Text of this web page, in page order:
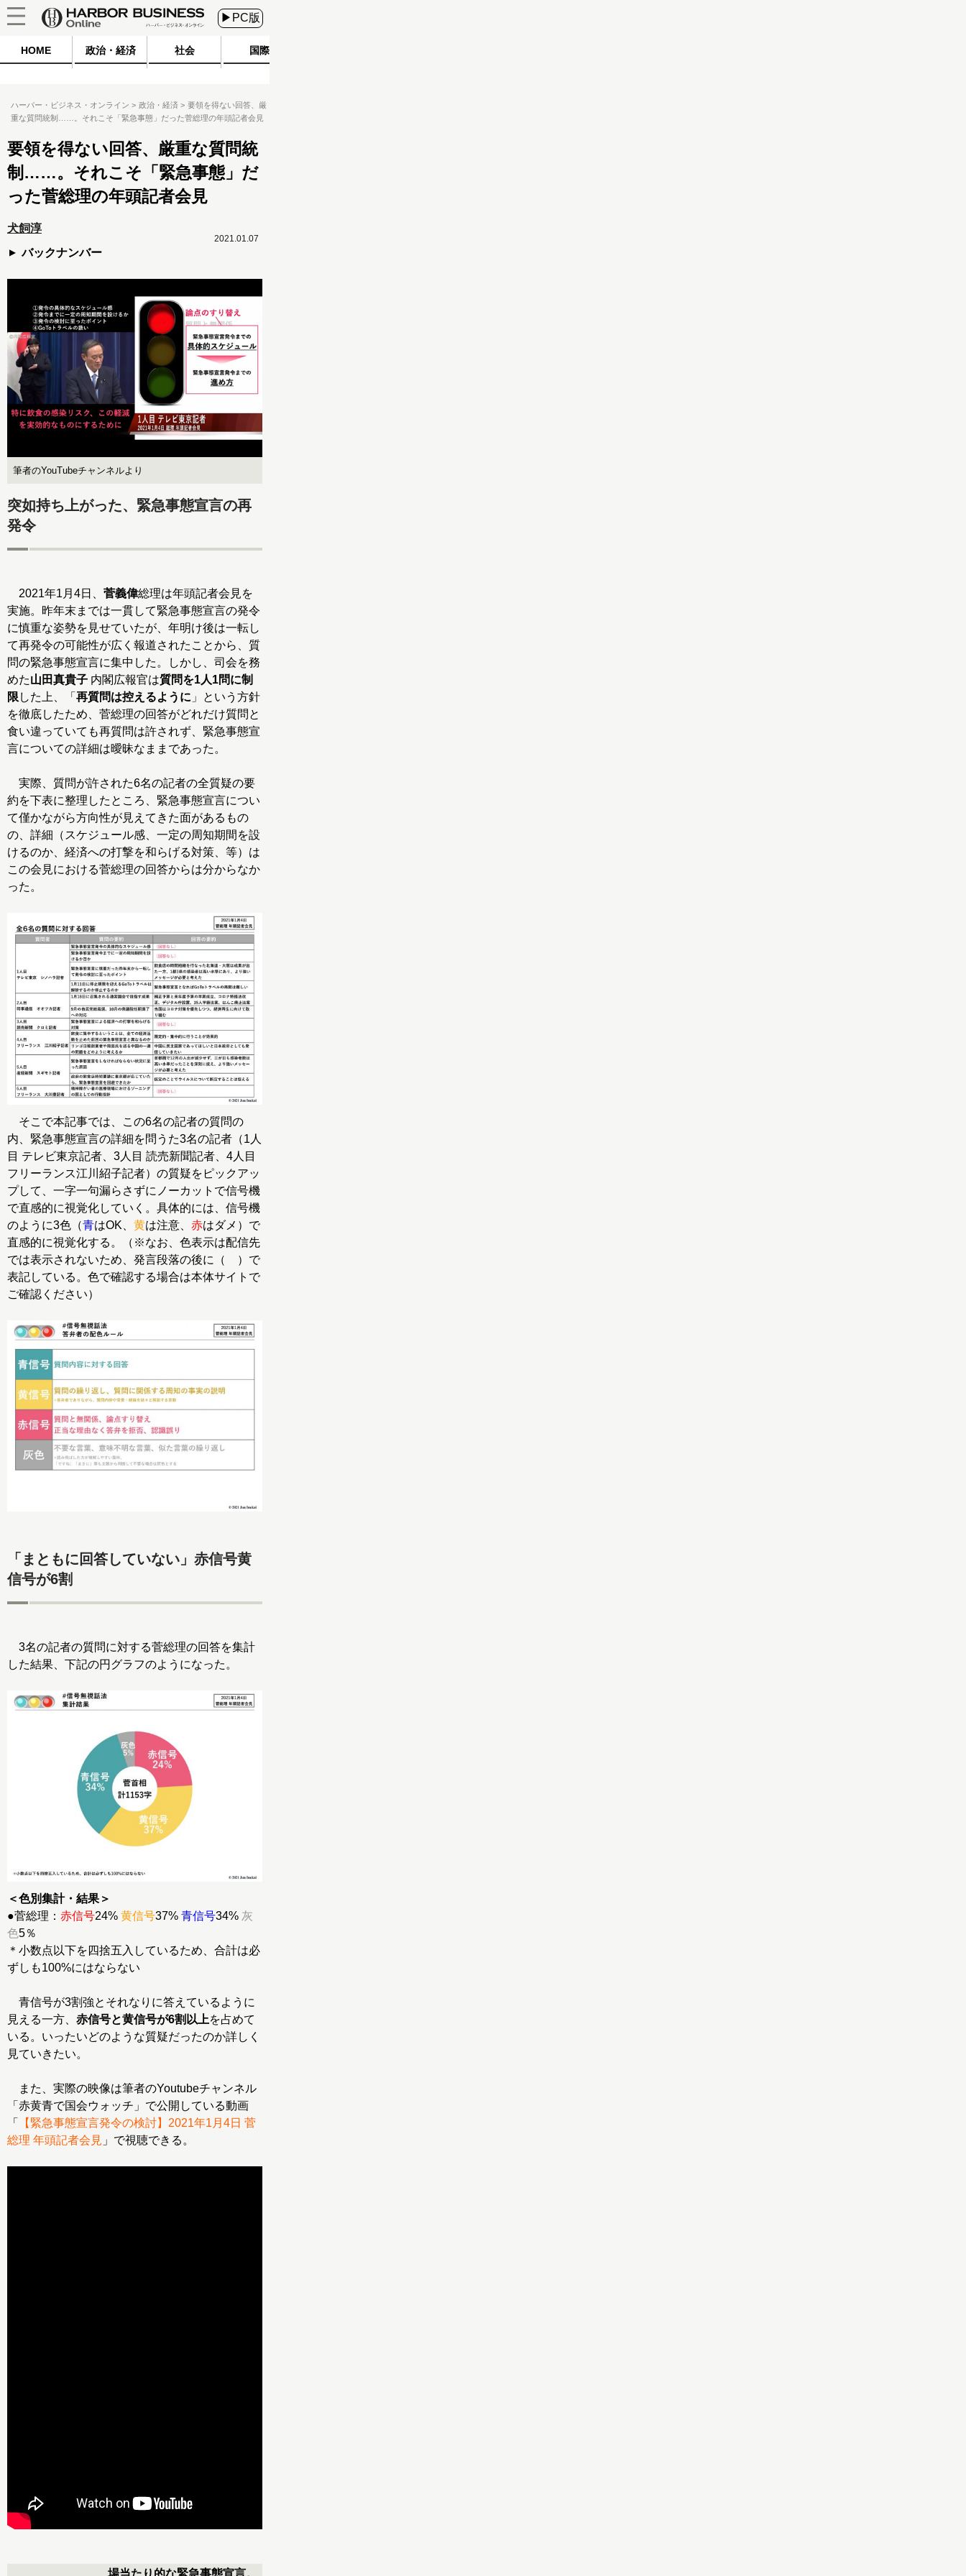
▶PC版
HOME 政治・経済 社会 国際
ハーバー・ビジネス・オンライン 政治・経済
要領を得ない回答、厳
重な質問統制……。それこそ「緊急事態」だった菅総理の年頭記者会見
要領を得ない回答、厳重な質問統
制……。それこそ「緊急事態」だ
った菅総理の年頭記者会見
犬飼淳
バックナンバー
2021.01.07
筆者のYouTubeチャンネルより
突如持ち上がった、緊急事態宣言の再
発令
2021年1月4日、 菅義偉総理は年頭記者会見を
実施。昨年末までは一貫して緊急事態宣言の発令
に慎重な姿勢を見せていたが、年明け後は一転し
て再発令の可能性が広く報道されたことから、質
問の緊急事態宣言に集中した。しかし、司会を務
めた山田真貴子 内閣広報官は質問を1人1問に制
限 した上、「 再質問は控えるように 」という方針
を徹底したため、菅総理の回答がどれだけ質問と
食い違っていても再質問は許されず、緊急事態宣
言についての詳細は曖昧なままであった。
実際、質問が許された6名の記者の全質疑の要
約を下表に整理したところ、緊急事態宣言につい
て僅かながら方向性が見えてきた面があるもの
の、詳細（スケジュール感、一定の周知期間を設
けるのか、経済への打撃を和らげる対策、等）は
この会見における菅総理の回答からは分からなか
った。
そこで本記事では、この6名の記者の質問の
内、緊急事態宣言の詳細を問うた3名の記者（1人
目 テレビ東京記者、3人目 読売新聞記者、4人目
フリーランス江川紹子記者）の質疑をピックアッ
プして、一字一句漏らさずにノーカットで信号機
で直感的に視覚化していく。具体的には、信号機
のように3色（青はOK、 黄は注意、 赤はダメ）で
直感的に視覚化する。（※なお、色表示は配信先
では表示されないため、発言段落の後に（ ）で
表記している。色で確認する場合は本体サイトで
ご確認ください）
「まともに回答していない」赤信号黄
信号が6割
3名の記者の質問に対する菅総理の回答を集計
した結果、下記の円グラフのようになった。
＜色別集計・結果＞
●菅総理： 赤信号24% 黄信号37% 青信号34% 灰
色5％
＊小数点以下を四捨五入しているため、合計は必
ずしも100%にはならない
青信号が3割強とそれなりに答えているように
見える一方、 赤信号と黄信号が6割以上を占めて
いる。いったいどのような質疑だったのか詳しく
見ていきたい。
また、実際の映像は筆者のYoutubeチャンネル
「赤黄青で国会ウォッチ」で公開している動画
「
【緊急事態宣言発令の検討】2021年1月4日 菅
総理 年頭記者会見 」で視聴できる。